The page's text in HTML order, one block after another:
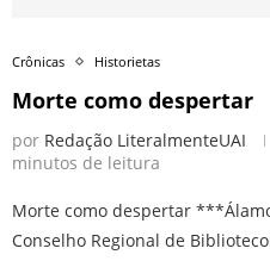
Crônicas Historietas
Morte como despertar
por Redação LiteralmenteUAI
minutos de leitura
Morte como despertar
Conselho Regional de